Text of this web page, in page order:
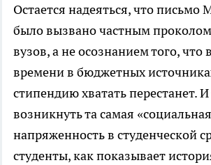
Остается надеяться, что письмо
было вызвано частным
вузов, а не осознанием того, что
времени в бюджетных
стипендию хватать перестанет.
возникнуть та самая «социальная
напряженность в студенческой
студенты, как показывает